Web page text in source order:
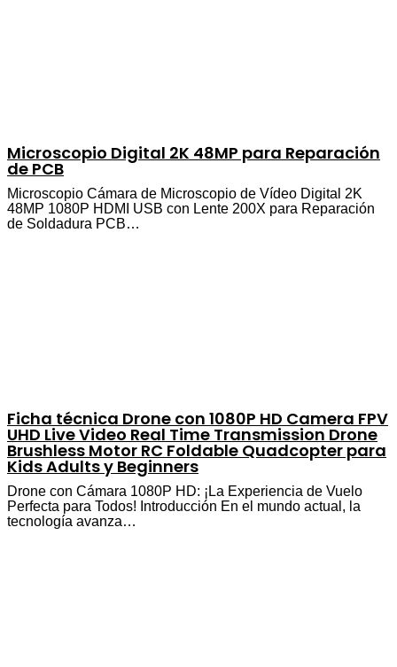
Microscopio Digital 2K 48MP para Reparación
de PCB
Microscopio Cámara de Microscopio de Vídeo Digital 2K
48MP 1080P HDMI USB con Lente 200X para Reparación
de Soldadura PCB…
Ficha técnica Drone con 1080P HD Camera FPV
UHD Live Video Real Time Transmission Drone
Brushless Motor RC Foldable Quadcopter para
Kids Adults y Beginners
Drone con Cámara 1080P HD: ¡La Experiencia de Vuelo
Perfecta para Todos! Introducción En el mundo actual, la
tecnología avanza…